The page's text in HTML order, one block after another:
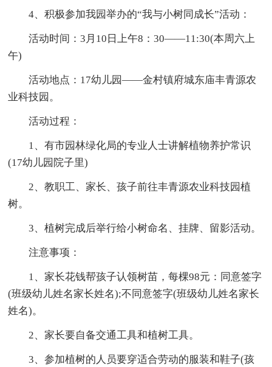
4、积极参加我园举办的“我与小树同成长”活动：
活动时间：3月10日上午8：30——11:30(本周六上
午)
活动地点：17幼儿园——金村镇府城东庙丰青源农
业科技园。
活动过程：
1、有市园林绿化局的专业人士讲解植物养护常识
(17幼儿园院子里)
2、教职工、家长、孩子前往丰青源农业科技园植
树。
3、植树完成后举行给小树命名、挂牌、留影活动。
注意事项：
1、家长花钱帮孩子认领树苗，每棵98元：同意签字
(班级幼儿姓名家长姓名);不同意签字(班级幼儿姓名家长
姓名)。
2、家长要自备交通工具和植树工具。
3、参加植树的人员要穿适合劳动的服装和鞋子(孩